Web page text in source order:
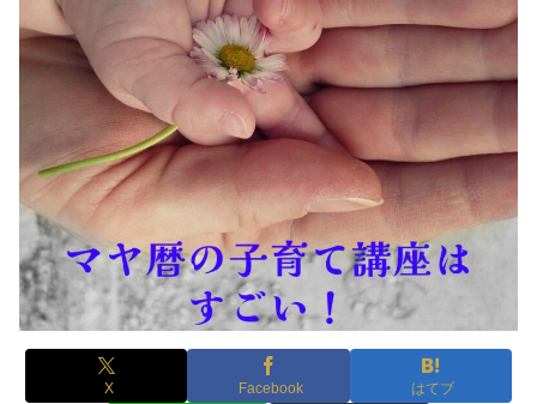
X Facebook はてブ